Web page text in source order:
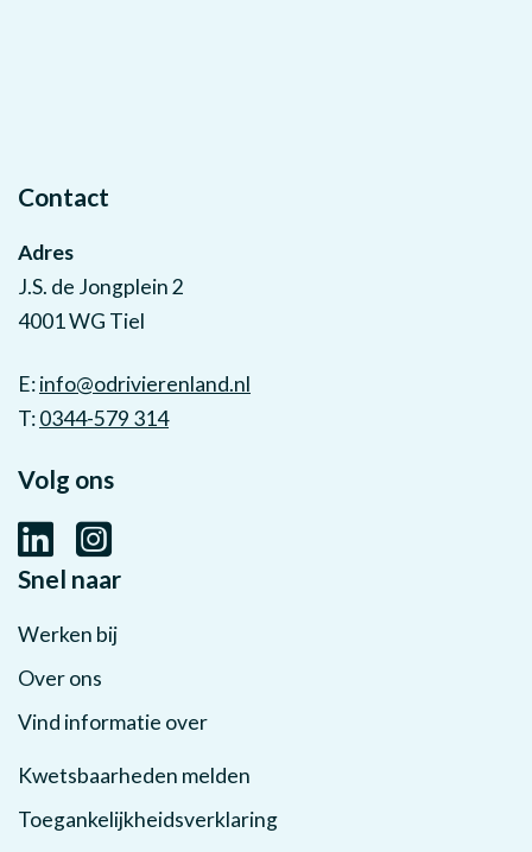
Contact
Adres
J.S. de Jongplein 2
4001 WG Tiel
E:info@odrivierenland.nl
T:0344-579 314
Volg ons
Snel naar
Werken bij
Over ons
Vind informatie over
Kwetsbaarheden melden
Toegankelijkheidsverklaring